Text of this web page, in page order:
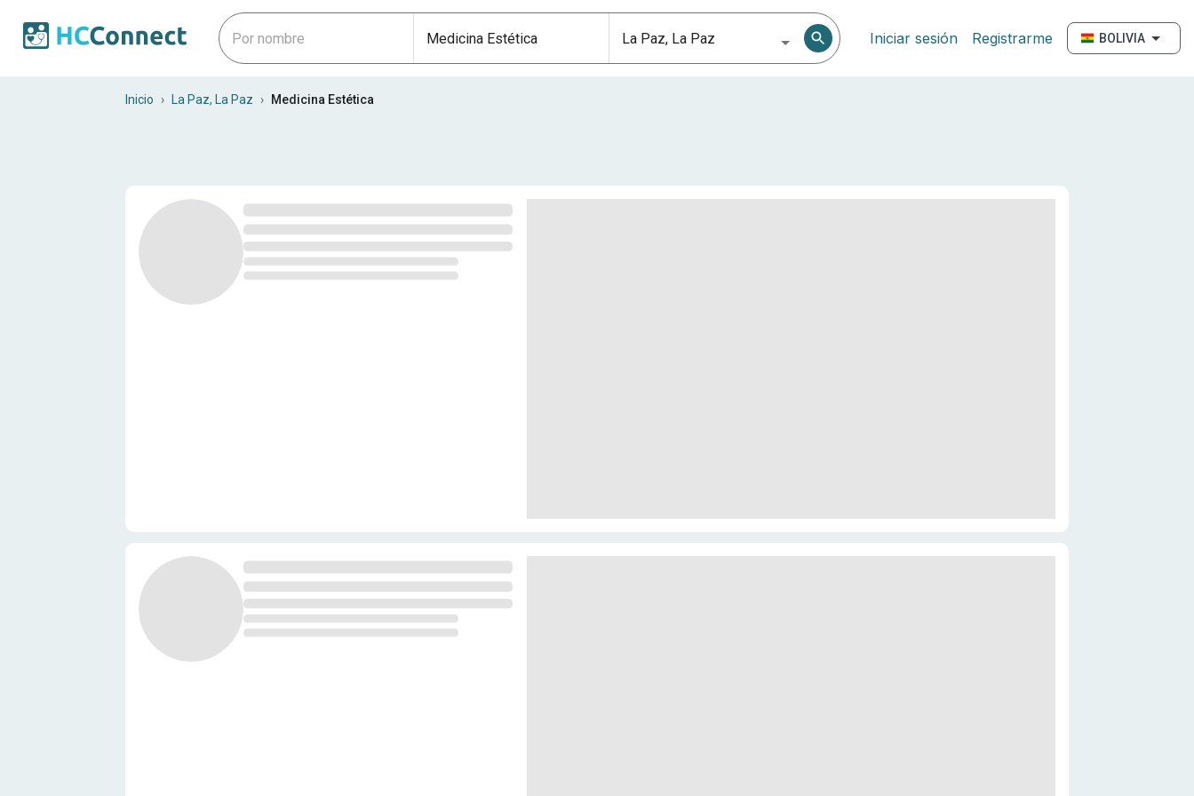
Iniciar sesión Registrarme BOLIVIA
Especialistas en medicina estética en La Paz, La Paz
Inicio › La Paz, La Paz › Medicina Estética